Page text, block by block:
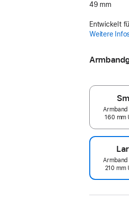
49 mm
Entwickelt
Weitere
160 mm
210 mm